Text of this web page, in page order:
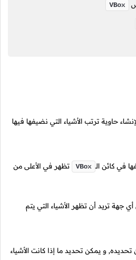
VBox
حاوية ترتب الأشياء التي نضيفها فيها
في كائن الـ VBox تظهر في الأعلى من
جهة تريد أن تظهر الأشياء التي يتم
تحديده, و يمكن تحديد ما إذا كانت الأشياء